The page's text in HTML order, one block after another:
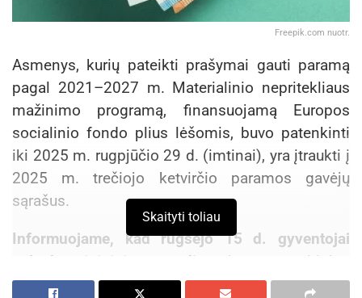
Freepik.com nuotr.
Asmenys, kurių pateikti prašymai gauti paramą
pagal 2021–2027 m. Materialinio nepritekliaus
mažinimo programą, finansuojamą Europos
socialinio fondo plius lėšomis, buvo patenkinti
iki 2025 m. rugpjūčio 29 d. (imtinai), yra įtraukti į
2025 m. trečiojo ketvirčio paramos gavėjų
sąrašus.
Informuojame, kad rugsėjo 15 d. gyventojai
sulauks piniginių pervedimų
į savo pasirinktų
prekybos tinklų socialines korteles. Negavus
Skaityti toliau